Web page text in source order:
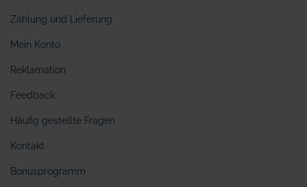
Zahlung und Lieferung
Mein Konto
Reklamation
Feedback
Häufig gestellte Fragen
Kontakt
Bonusprogramm